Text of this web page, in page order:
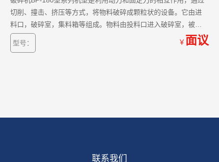
切削、撞击、挤压等方式，将物料破碎成颗粒状的设备。它由进
料口，破碎室，集料箱等组成。物料由投料口进入破碎室，被高
速旋转运动的动刀和定刀破碎后，经筛网分选，落入集料箱，完
成破碎。
型号： ￥ 面议
联系我们